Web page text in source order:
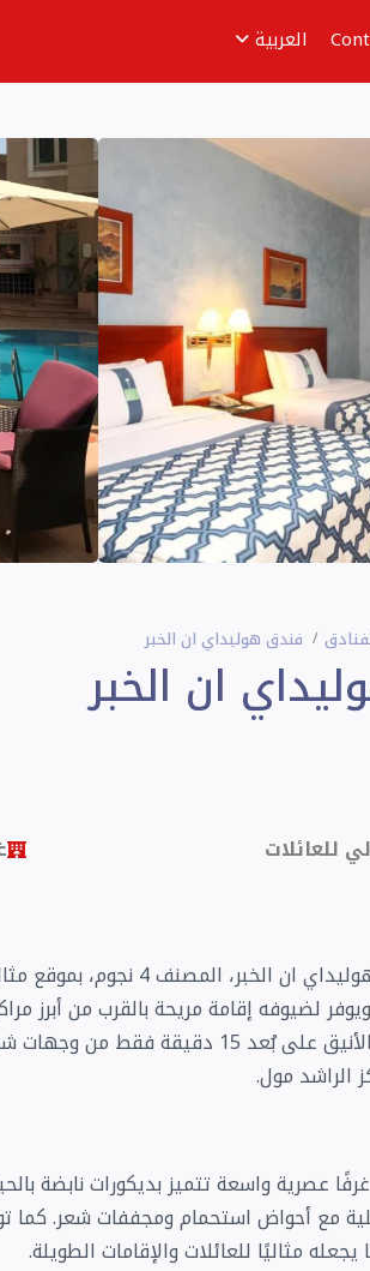
العربية
فندق هوليداي ان الخبر
ان الخبر
للعائلات
يتميز فندق هوليداي ان
لضيوفه إقامة مريحة بالقرب من أبرز
هذا الفندق الأنيق على بُعد 15
الراشد مول.
عصرية واسعة تتميز بديكورات نابضة
مع أحواض استحمام ومجففات شعر.
مثاليًا للعائلات والإقامات الطويلة.